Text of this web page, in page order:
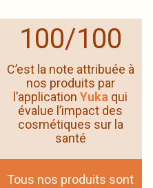
100/100
C’est la note attribuée à
nos produits par
l’application Yuka qui
évalue l’impact des
cosmétiques sur la
santé
Tous nos produits sont